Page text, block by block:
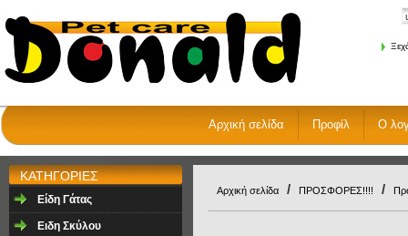
Αρχική σελίδα Προφίλ Ο
ΚΑΤΗΓΟΡΙΕΣ
Είδη Γάτας
Ειδη Σκύλου
Αρχική σελίδα / ΠΡΟΣΦΟΡΕΣ!!!! /